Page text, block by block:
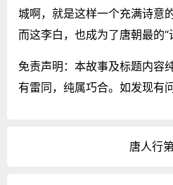
城啊，就是这样一个充满诗意
而这李白，也成为了唐朝最的“
免责声明：本故事及标题内容
有雷同，纯属巧合。如发现有
唐人行